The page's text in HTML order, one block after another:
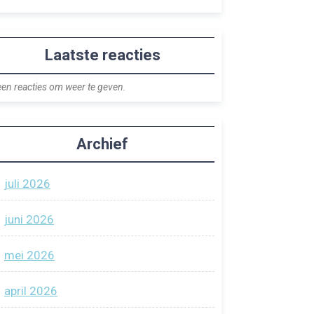
Laatste reacties
reacties om weer te geven.
Archief
juli 2026
juni 2026
mei 2026
april 2026